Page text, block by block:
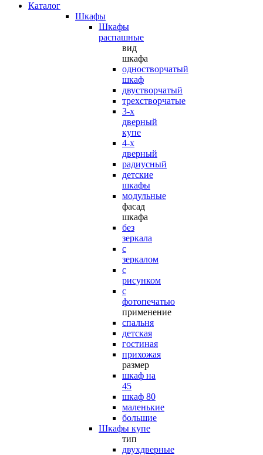
Каталог
Шкафы
Шкафы
распашные
вид
шкафа
одностворчатый
шкаф
двустворчатый
трехстворчатые
3-х
дверный
купе
4-х
дверный
радиусный
детские
шкафы
модульные
фасад
шкафа
без
зеркала
с
зеркалом
с
рисунком
с
фотопечатью
применение
спальня
детская
гостиная
прихожая
размер
шкаф на
45
шкаф 80
маленькие
большие
Шкафы купе
тип
двухдверные